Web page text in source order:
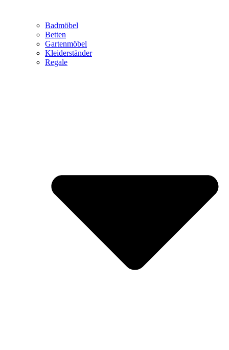
Badmöbel
Betten
Gartenmöbel
Kleiderständer
Regale